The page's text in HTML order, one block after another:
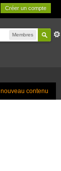
Créer un compte
Membres
contenu